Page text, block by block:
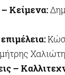
Κείμενα:
–